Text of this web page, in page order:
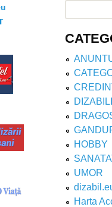
HOBBY
UMOR
Harta